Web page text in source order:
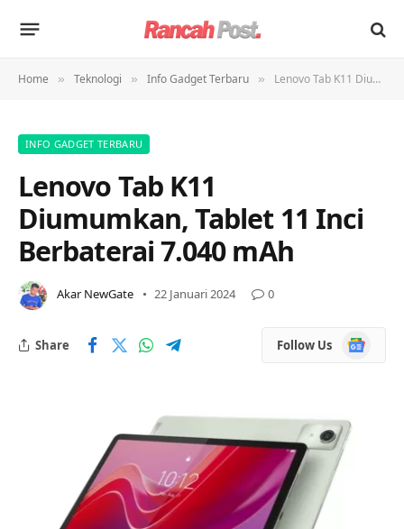
Home » Teknologi » Info Gadget Terbaru » Lenovo Tab K11 Diumumkan, Tablet 11 Inci Berbaterai 7.040 mAh
INFO GADGET TERBARU
Lenovo Tab K11
Diumumkan, Tablet 11 Inci
Berbaterai 7.040 mAh
Akar NewGate 22 Januari 2024 0
Share Follow Us
Google
News